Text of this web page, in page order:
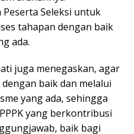
Seleksi untuk
tahapan dengan baik
ada.
juga menegaskan, agar
baik dan melalui
yang ada, sehingga
yang berkontribusi
baik bagi